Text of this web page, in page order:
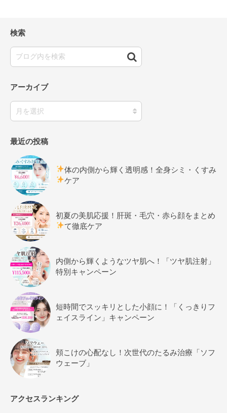
検索
アーカイブ
最近の投稿
体の内側から輝く透明感！全身シミ・くすみ
ケア
初夏の美肌応援！肝斑・毛穴・赤ら顔をまとめ
て徹底ケア
内側から輝くようなツヤ肌へ！「ツヤ肌注射」
特別キャンペーン
短時間でスッキリとした小顔に！「くっきりフ
ェイスライン」キャンペーン
頬こけの心配なし！次世代のたるみ治療「ソフ
ウェーブ」
アクセスランキング